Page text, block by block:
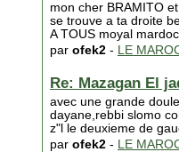
mon cher BRAMITO
se trouve a ta droite
A TOUS moyal
par ofek2 - LE
Re: Mazagan El
avec une grande
dayane,rebbi slomo
z"l le deuxieme de
par ofek2 - LE